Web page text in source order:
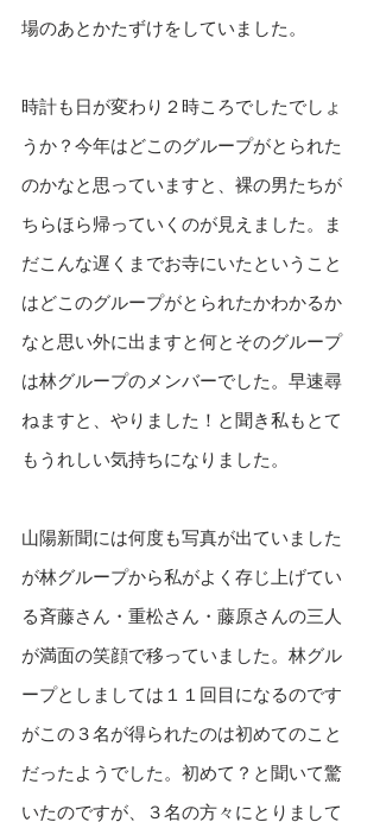
場のあとかたずけをしていました。
時計も日が変わり２時ころでしたでしょ
うか？今年はどこのグループがとられた
のかなと思っていますと、裸の男たちが
ちらほら帰っていくのが見えました。ま
だこんな遅くまでお寺にいたということ
はどこのグループがとられたかわかるか
なと思い外に出ますと何とそのグループ
は林グループのメンバーでした。早速尋
ねますと、やりました！と聞き私もとて
もうれしい気持ちになりました。
山陽新聞には何度も写真が出ていました
が林グループから私がよく存じ上げてい
る斉藤さん・重松さん・藤原さんの三人
が満面の笑顔で移っていました。林グル
ープとしましては１１回目になるのです
がこの３名が得られたのは初めてのこと
だったようでした。初めて？と聞いて驚
いたのですが、３名の方々にとりまして